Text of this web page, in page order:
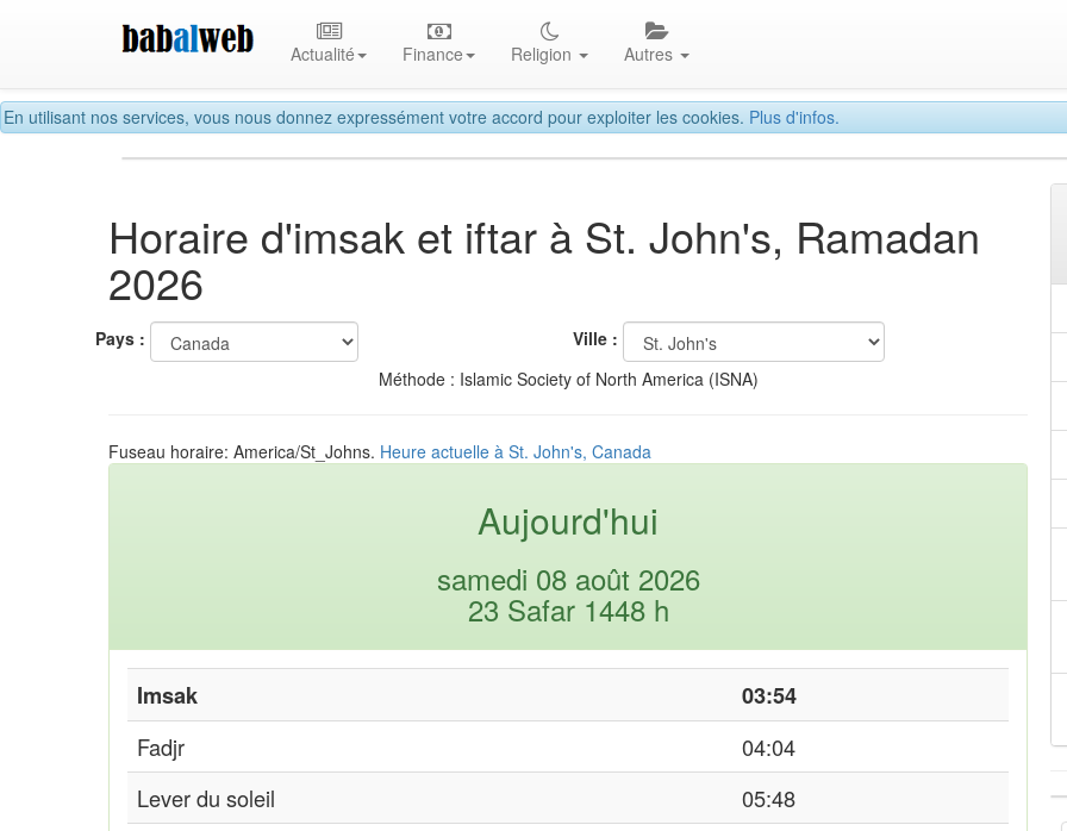
En utilisant nos services, vous nous donnez expressément votre accord pour exploiter les cookies. Plus d'infos.
Actualité Finance Religion Autres
Horaire d'imsak et iftar à St. John's, Ramadan
2026
Pays :
Ville :
Méthode : Islamic Society of North America (ISNA)
Fuseau horaire: America/St_Johns. Heure actuelle à St. John's, Canada
Aujourd'hui
samedi 08 août 2026
23 Safar 1448 h
Imsak
03:54
Fadjr
04:04
Lever du soleil
05:48